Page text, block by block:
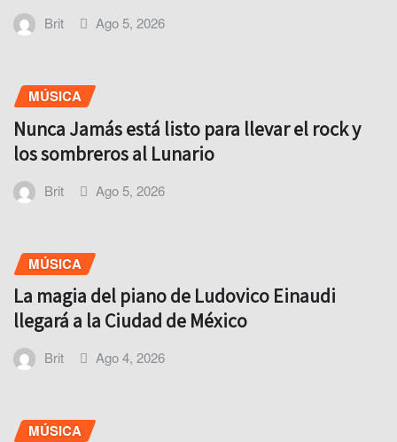
Brit Ago 5, 2026
MÚSICA
Nunca Jamás está listo para llevar el rock y
los sombreros al Lunario
Brit Ago 5, 2026
MÚSICA
La magia del piano de Ludovico Einaudi
llegará a la Ciudad de México
Brit Ago 4, 2026
MÚSICA